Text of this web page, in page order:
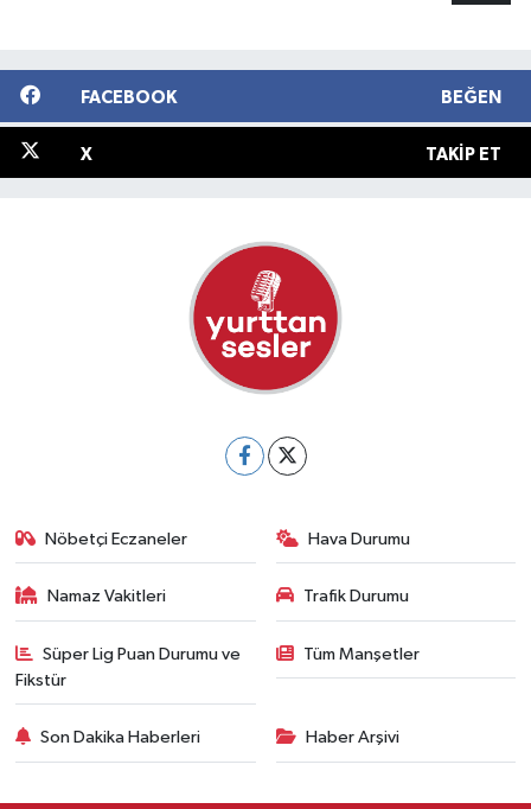
FACEBOOK BEĞEN
X TAKIP ET
Nöbetçi Eczaneler Hava Durumu
Namaz Vakitleri Trafik Durumu
Süper Lig Puan Durumu ve
Fikstür
Tüm Manşetler
Son Dakika Haberleri Haber Arşivi